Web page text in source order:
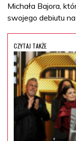
Michała Bajora,
swojego debiutu
CZYTAJ TAKŻE